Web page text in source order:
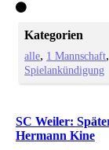
Kategorien
alle 1 Mannschaft
Spielankündigung
SC Weiler:
Hermann Kine